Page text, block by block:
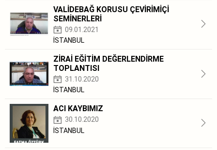
VALİDEBAĞ KORUSU ÇEVİRİMİÇİ
SEMİNERLERİ
09.01.2021
İSTANBUL
ZİRAİ EĞİTİM DEĞERLENDİRME
TOPLANTISI
31.10.2020
İSTANBUL
ACI KAYBIMIZ
30.10.2020
İSTANBUL